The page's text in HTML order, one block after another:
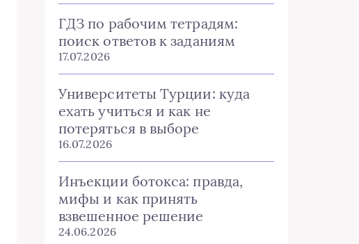
ГДЗ по рабочим тетрадям:
поиск ответов к заданиям
17.07.2026
Университеты Турции: куда
ехать учиться и как не
потеряться в выборе
16.07.2026
Инъекции ботокса: правда,
мифы и как принять
взвешенное решение
24.06.2026